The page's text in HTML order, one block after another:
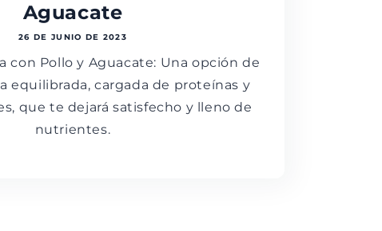
Aguacate
26 DE JUNIO DE 2023
con Pollo y Aguacate: Una opción de
equilibrada, cargada de proteínas y
que te dejará satisfecho y lleno de
nutrientes.